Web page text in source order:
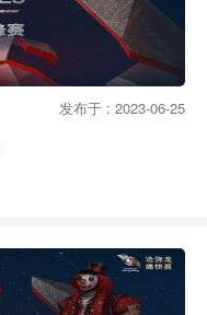
发布于 : 2023-06-25